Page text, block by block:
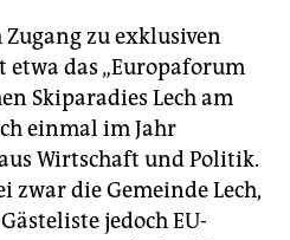
zu exklusiven
das „Europaforum
Skiparadies Lech am
einmal im Jahr
Wirtschaft und Politik.
zwar die Gemeinde Lech,
jedoch EU-